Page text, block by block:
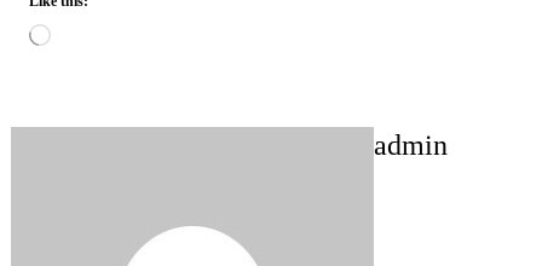
Loading…
admin